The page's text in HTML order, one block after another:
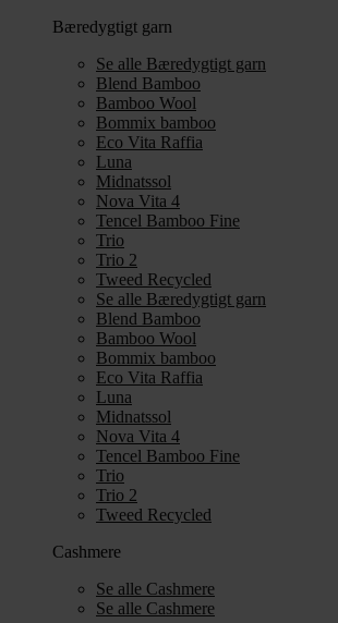
Bæredygtigt garn
Se alle Bæredygtigt garn
Blend Bamboo
Bamboo Wool
Bommix bamboo
Eco Vita Raffia
Luna
Midnatssol
Nova Vita 4
Tencel Bamboo Fine
Trio
Trio 2
Tweed Recycled
Se alle Bæredygtigt garn
Blend Bamboo
Bamboo Wool
Bommix bamboo
Eco Vita Raffia
Luna
Midnatssol
Nova Vita 4
Tencel Bamboo Fine
Trio
Trio 2
Tweed Recycled
Cashmere
Se alle Cashmere
Se alle Cashmere